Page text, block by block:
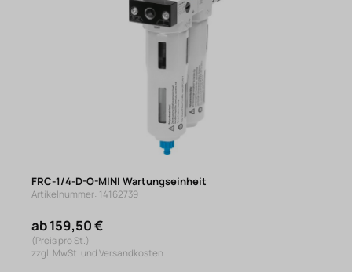
FRC-1/4-D-O-MINI Wartungseinheit
Artikelnummer: 14162739
ab 159,50 €
(Preis pro St.)
zzgl. MwSt. und Versandkosten